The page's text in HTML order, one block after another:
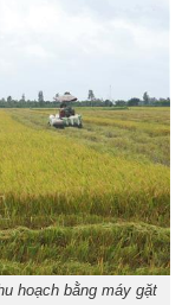
hoạch bằng máy gặt